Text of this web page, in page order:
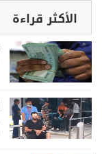
الأكثر قراءة